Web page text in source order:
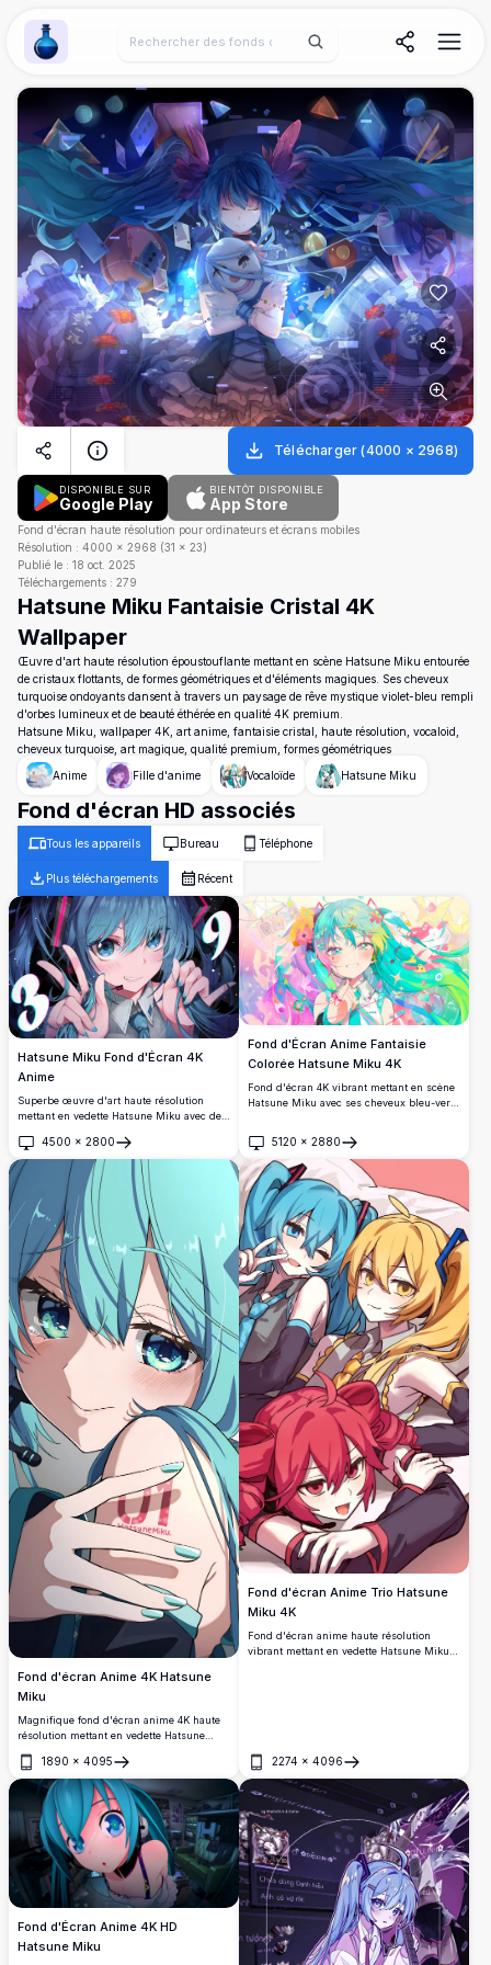
Wallpaper Alchemy
Télécharger (4000 × 2968)
DISPONIBLE SUR
Google Play
BIENTÔT DISPONIBLE
App Store
Fond d'écran haute résolution pour ordinateurs et écrans mobiles
Résolution : 4000 × 2968 (31 × 23)
Publié le : 18 oct. 2025
Téléchargements : 279
Hatsune Miku Fantaisie Cristal 4K
Wallpaper
Œuvre d'art haute résolution époustouflante mettant en scène Hatsune Miku entourée
de cristaux flottants, de formes géométriques et d'éléments magiques. Ses cheveux
turquoise ondoyants dansent à travers un paysage de rêve mystique violet-bleu rempli
d'orbes lumineux et de beauté éthérée en qualité 4K premium.
Hatsune Miku, wallpaper 4K, art anime, fantaisie cristal, haute résolution, vocaloid,
cheveux turquoise, art magique, qualité premium, formes géométriques
Anime
Fille d'anime Vocaloïde Hatsune Miku
Fond d'écran HD associés
Tous les appareils Bureau Téléphone
Plus téléchargements Récent
Hatsune Miku Fond d'Écran 4K
Anime
Superbe œuvre d'art haute résolution
mettant en vedette Hatsune Miku avec des
turquoise expressifs. Composition
dynamique avec des éléments cosmiques,
des effets d'éclairage vibrants et un style
anime détaillé parfait pour tout arrière-
plan d'écran.
4500 × 2800
Ouvrir
Fond d'Écran Anime Fantaisie
Colorée Hatsune Miku 4K
Fond d'écran 4K vibrant mettant en scène
Hatsune Miku avec ses cheveux bleu-vert
d'art anime en haute résolution débordant
de couleurs pastel, de scintillements et de
détails féeriques, parfaite pour les arrière-
plans de bureau.
5120 × 2880
Ouvrir
Fond d'écran Anime 4K Hatsune
Miku
Magnifique fond d'écran anime 4K haute
résolution mettant en vedette Hatsune
Miku avec de beaux cheveux turquoise et
des yeux bleu-vert captivants. Art
numérique parfait présentant le
personnage emblématique Vocaloid dans
un style anime détaillé avec des couleurs
vibrantes et une illustration de qualité
premium.
1890 × 4095
Ouvrir
Fond d'écran Anime Trio Hatsune
Miku 4K
Fond d'écran anime haute résolution
vibrant mettant en vedette Hatsune Miku,
chanteuses virtuelles japonaises.
2274 × 4096
Ouvrir
Fond d'Écran Anime 4K HD
Hatsune Miku